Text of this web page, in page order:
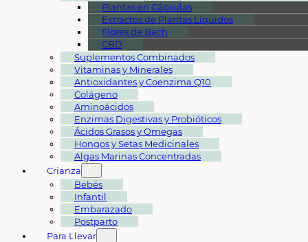
Plantas en Cápsulas
Extractos de Plantas Líquidos
Flores de Bach
CBD
Suplementos Combinados
Vitaminas y Minerales
Antioxidantes y Coenzima Q10
Colágeno
Aminoácidos
Enzimas Digestivas y Probióticos
Ácidos Grasos y Omegas
Hongos y Setas Medicinales
Algas Marinas Concentradas
Crianza
Bebés
Infantil
Embarazado
Postparto
Para Llevar